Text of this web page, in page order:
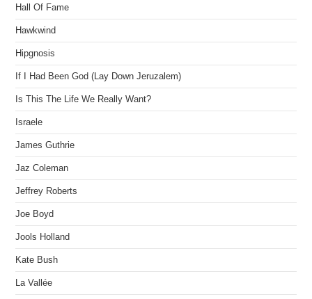
Hall Of Fame
Hawkwind
Hipgnosis
If I Had Been God (Lay Down Jeruzalem)
Is This The Life We Really Want?
Israele
James Guthrie
Jaz Coleman
Jeffrey Roberts
Joe Boyd
Jools Holland
Kate Bush
La Vallée